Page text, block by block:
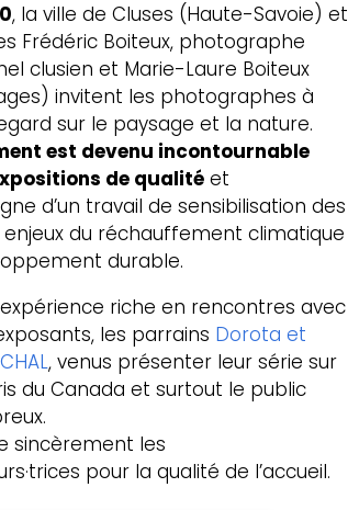
, la ville de Cluses (Haute-Savoie) et
Frédéric Boiteux, photographe
clusien et Marie-Laure Boiteux
invitent les photographes à
sur le paysage et la nature.
est devenu incontournable
de qualité et
d’un travail de sensibilisation des
enjeux du réchauffement climatique
durable.
riche en rencontres avec
les parrains Dorota et
, venus présenter leur série sur
du Canada et surtout le public
sincèrement les
pour la qualité de l’accueil.